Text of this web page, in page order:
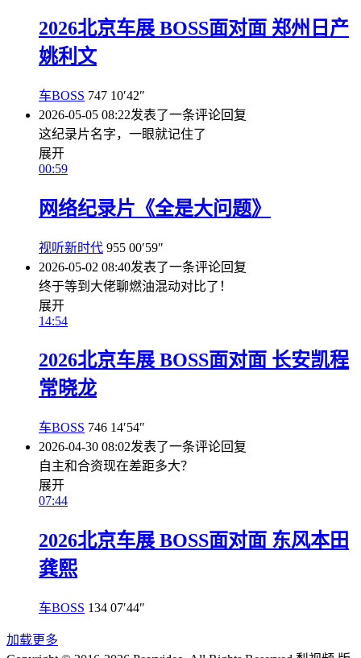
2026北京车展 BOSS面对面 郑州日产
姚利文
车BOSS 747 10′42″
2026-05-05 08:22发表了一条评论回复
这纪录片名字，一眼就记住了
展开
00:59
网络纪录片《全是大问题》
视听新时代 955 00′59″
2026-05-02 08:40发表了一条评论回复
终于等到大佬聊燃油混动对比了！
展开
14:54
2026北京车展 BOSS面对面 长安凯程
常晓龙
车BOSS 746 14′54″
2026-04-30 08:02发表了一条评论回复
自主和合资现在差距多大？
展开
07:44
2026北京车展 BOSS面对面 东风本田
龚熙
车BOSS 134 07′44″
加载更多